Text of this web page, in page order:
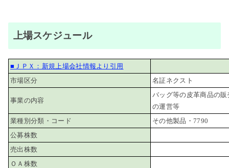
上場スケジュール
■ＪＰＸ：新規上場会社情報より引用
市場区分
名証ネクスト
事業の内容
バッグ等の皮革商品の
の運営等
業種別分類・コード
その他製品・7790
公募株数
売出株数
ＯＡ株数